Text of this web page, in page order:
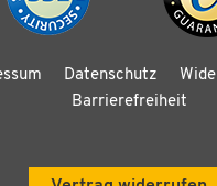
Datenschutz
Barrierefreiheit